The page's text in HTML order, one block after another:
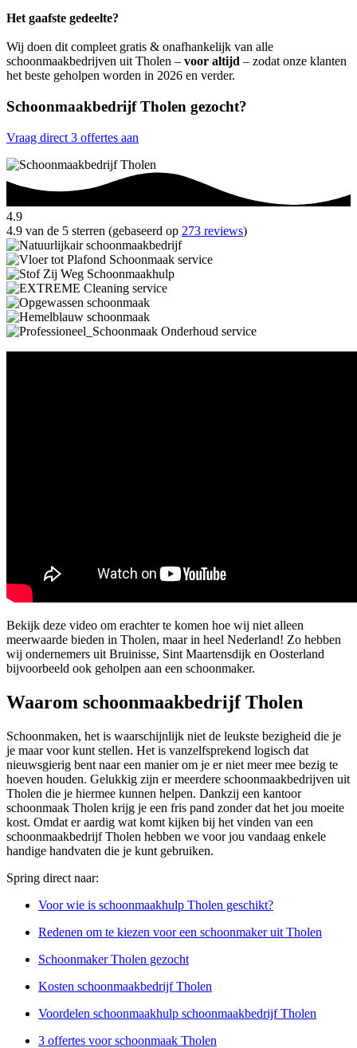
Het gaafste gedeelte?
Wij doen dit compleet gratis & onafhankelijk van alle
schoonmaakbedrijven uit Tholen – voor altijd – zodat onze klanten
het beste geholpen worden in 2026 en verder.
Schoonmaakbedrijf Tholen gezocht?
Vraag direct 3 offertes aan
4.9
4.9 van de 5 sterren (gebaseerd op 273 reviews)
Bekijk deze video om erachter te komen hoe wij niet alleen
meerwaarde bieden in Tholen, maar in heel Nederland! Zo hebben
wij ondernemers uit Bruinisse, Sint Maartensdijk en Oosterland
bijvoorbeeld ook geholpen aan een schoonmaker.
Waarom schoonmaakbedrijf Tholen
Schoonmaken, het is waarschijnlijk niet de leukste bezigheid die je
je maar voor kunt stellen. Het is vanzelfsprekend logisch dat
nieuwsgierig bent naar een manier om je er niet meer mee bezig te
hoeven houden. Gelukkig zijn er meerdere schoonmaakbedrijven uit
Tholen die je hiermee kunnen helpen. Dankzij een kantoor
schoonmaak Tholen krijg je een fris pand zonder dat het jou moeite
kost. Omdat er aardig wat komt kijken bij het vinden van een
schoonmaakbedrijf Tholen hebben we voor jou vandaag enkele
handige handvaten die je kunt gebruiken.
Spring direct naar:
Voor wie is schoonmaakhulp Tholen geschikt?
Redenen om te kiezen voor een schoonmaker uit Tholen
Schoonmaker Tholen gezocht
Kosten schoonmaakbedrijf Tholen
Voordelen schoonmaakhulp schoonmaakbedrijf Tholen
3 offertes voor schoonmaak Tholen